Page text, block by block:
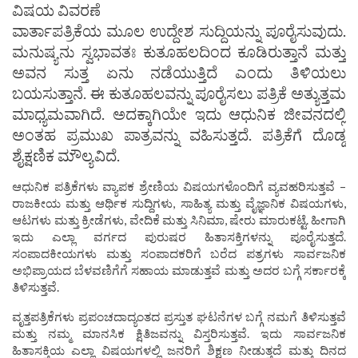
ವಿಷಯ ವಿವರಣೆ
ವಾರ್ತಾಪತ್ರಿಕೆಯ ಮೂಲ ಉದ್ದೇಶ ಸುದ್ದಿಯನ್ನು ಪೂರೈಸುವುದು.
ಮನುಷ್ಯನು ಸ್ವಭಾವತಃ ಕುತೂಹಲದಿಂದ ಕೂಡಿರುತ್ತಾನೆ ಮತ್ತು
ಅವನ ಸುತ್ತ ಏನು ನಡೆಯುತ್ತಿದೆ ಎಂದು ತಿಳಿಯಲು
ಬಯಸುತ್ತಾನೆ. ಈ ಕುತೂಹಲವನ್ನು ಪೂರೈಸಲು ಪತ್ರಿಕೆ ಅತ್ಯುತ್ತಮ
ಮಾಧ್ಯಮವಾಗಿದೆ. ಅದಕ್ಕಾಗಿಯೇ ಇದು ಆಧುನಿಕ ಜೀವನದಲ್ಲಿ
ಅಂತಹ ಪ್ರಮುಖ ಪಾತ್ರವನ್ನು ವಹಿಸುತ್ತದೆ. ಪತ್ರಿಕೆಗೆ ದೊಡ್ಡ
ಶೈಕ್ಷಣಿಕ ಮೌಲ್ಯವಿದೆ.
ಆಧುನಿಕ ಪತ್ರಿಕೆಗಳು ವ್ಯಾಪಕ ಶ್ರೇಣಿಯ ವಿಷಯಗಳೊಂದಿಗೆ ವ್ಯವಹರಿಸುತ್ತವೆ –
ರಾಜಕೀಯ ಮತ್ತು ಆರ್ಥಿಕ ಸುದ್ದಿಗಳು, ಸಾಹಿತ್ಯ ಮತ್ತು ವೈಜ್ಞಾನಿಕ ವಿಷಯಗಳು,
ಆಟಗಳು ಮತ್ತು ಕ್ರೀಡೆಗಳು, ವೇದಿಕೆ ಮತ್ತು ಸಿನಿಮಾ, ಷೇರು ಮಾರುಕಟ್ಟೆ. ಹೀಗಾಗಿ
ಇದು ಎಲ್ಲಾ ವರ್ಗದ ಪುರುಷರ ಹಿತಾಸಕ್ತಿಗಳನ್ನು ಪೂರೈಸುತ್ತದೆ.
ಸಂಪಾದಕೀಯಗಳು ಮತ್ತು ಸಂಪಾದಕರಿಗೆ ಬರೆದ ಪತ್ರಗಳು ಸಾರ್ವಜನಿಕ
ಅಭಿಪ್ರಾಯದ ಬೆಳವಣಿಗೆಗೆ ಸಹಾಯ ಮಾಡುತ್ತವೆ ಮತ್ತು ಅದರ ಬಗ್ಗೆ ಸರ್ಕಾರಕ್ಕೆ
ತಿಳಿಸುತ್ತವೆ.
ವೃತ್ತಪತ್ರಿಕೆಗಳು ಪ್ರಪಂಚದಾದ್ಯಂತದ ಪ್ರಸ್ತುತ ಘಟನೆಗಳ ಬಗ್ಗೆ ನಮಗೆ ತಿಳಿಸುತ್ತವೆ
ಮತ್ತು ನಮ್ಮ ಮಾನಸಿಕ ಕ್ಷಿತಿಜವನ್ನು ವಿಸ್ತರಿಸುತ್ತವೆ. ಇದು ಸಾರ್ವಜನಿಕ
ಹಿತಾಸಕ್ತಿಯ ಎಲ್ಲಾ ವಿಷಯಗಳಲ್ಲಿ ಜನರಿಗೆ ಶಿಕ್ಷಣ ನೀಡುತ್ತದೆ ಮತ್ತು ದಿನದ